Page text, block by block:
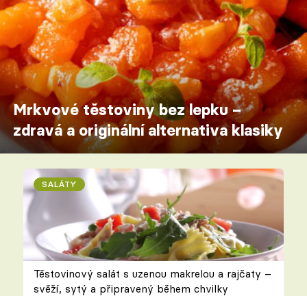
Mrkvové těstoviny bez lepku –
zdravá a originální alternativa klasiky
SALÁTY
Těstovinový salát s uzenou makrelou a rajčaty –
svěží, sytý a připravený během chvilky